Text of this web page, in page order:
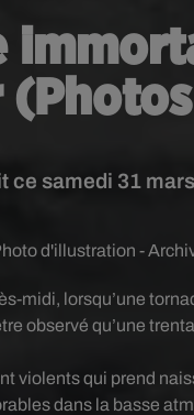
ce samedi 31
d'illustration -
midi, lorsqu’une
observé qu’une
violents qui prend
dans la basse